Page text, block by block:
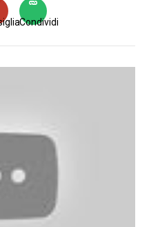
Condividi